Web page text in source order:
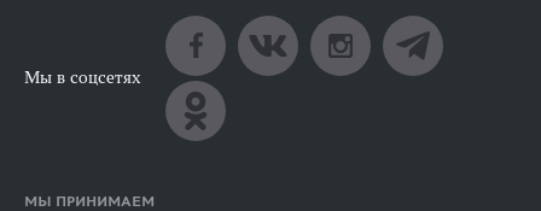
Мы в соцсетях
МЫ ПРИНИМАЕМ